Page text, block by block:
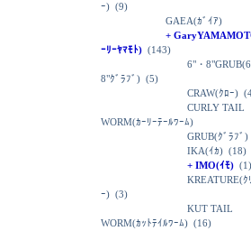
ｰ) (9)
GAEA(ｶﾞｲｱ)
+
ｰﾘｰﾔﾏﾓﾄ) (143)
6"・
8"ｸﾞﾗﾌﾞ) (5)
CRAW(ｸﾛｰ)
CURLY TAIL
WORM(ｶｰﾘｰﾃｰﾙﾜｰﾑ)
GRUB(ｸﾞﾗﾌﾞ)
IKA(ｲｶ) (18)
+ IMO(ｲﾓ) (1)
KREATURE(ｸ
ｰ) (3)
KUT TAIL
WORM(ｶｯﾄﾃｲﾙﾜｰﾑ) (16)